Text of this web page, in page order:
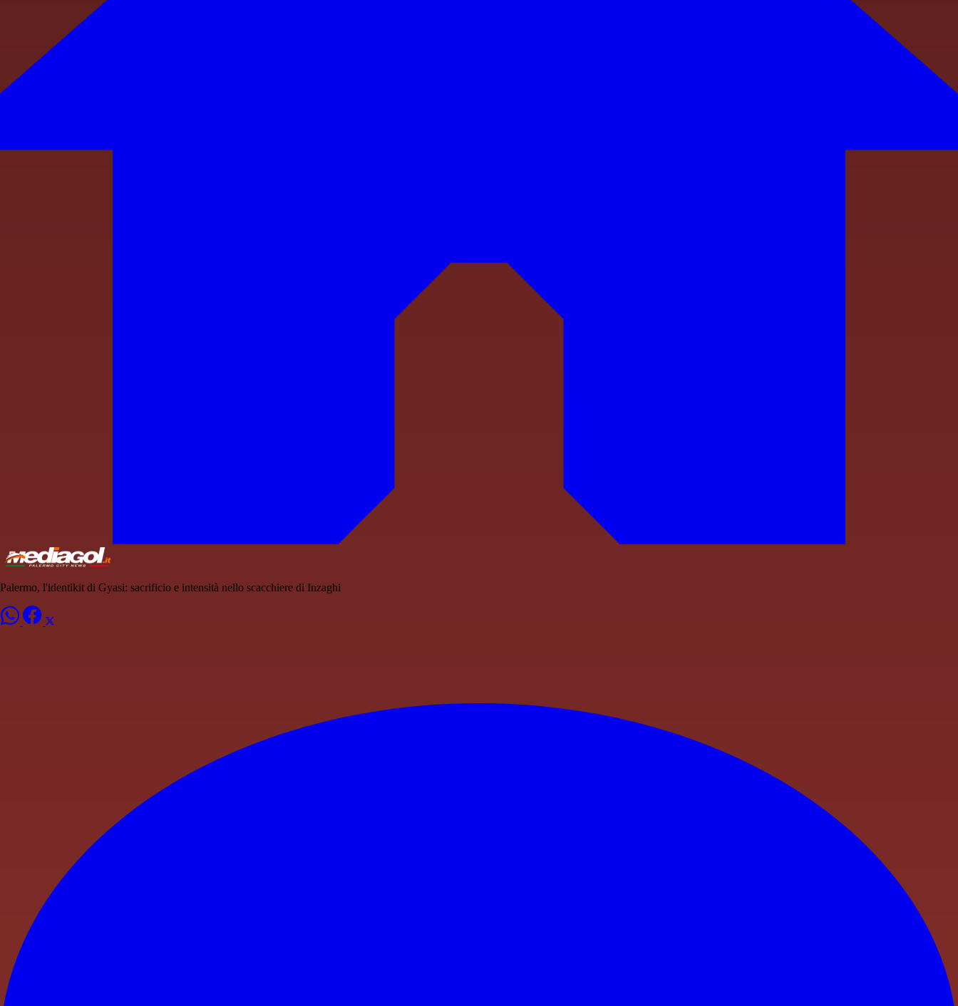
Palermo, l'identikit di Gyasi: sacrificio e intensità nello scacchiere di Inzaghi